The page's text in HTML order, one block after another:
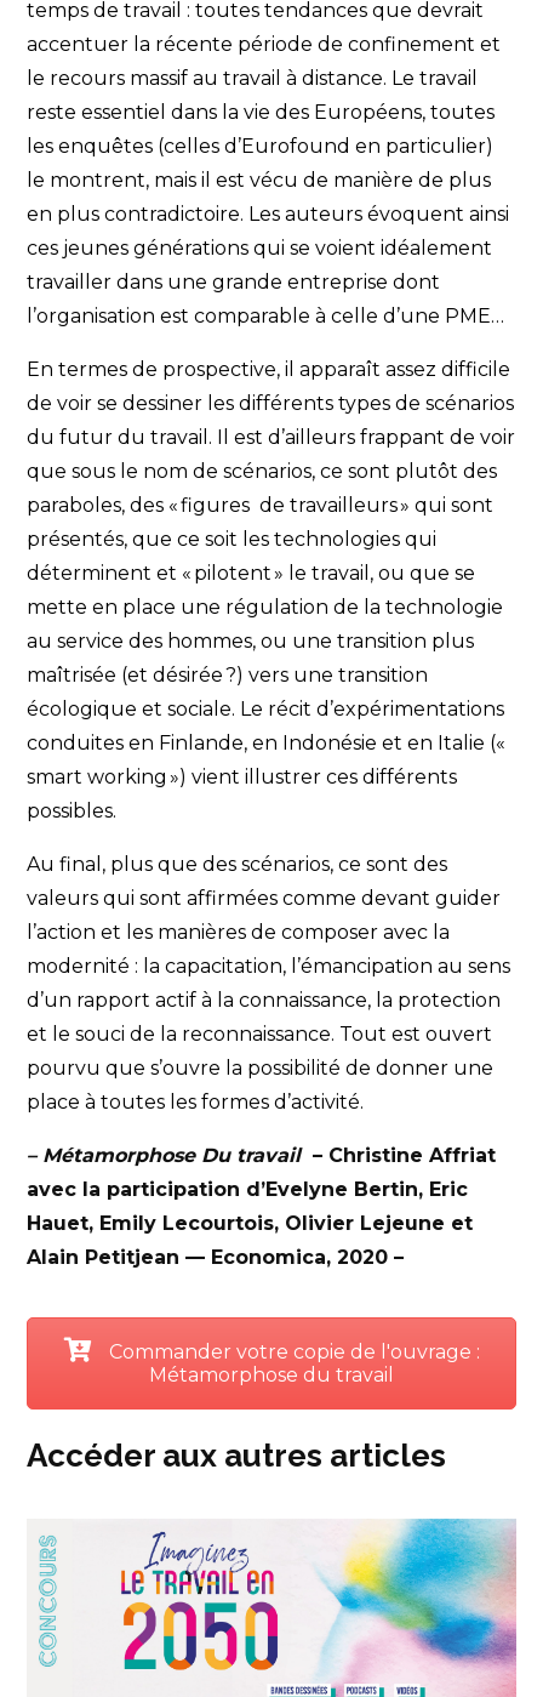
temps de travail : toutes tendances que devrait
accentuer la récente période de confinement et
le recours massif au travail à distance. Le travail
reste essentiel dans la vie des Européens, toutes
les enquêtes (celles d’Eurofound en particulier)
le montrent, mais il est vécu de manière de plus
en plus contradictoire. Les auteurs évoquent ainsi
ces jeunes générations qui se voient idéalement
travailler dans une grande entreprise dont
l’organisation est comparable à celle d’une PME…
En termes de prospective, il apparaît assez difficile
de voir se dessiner les différents types de scénarios
du futur du travail. Il est d’ailleurs frappant de voir
que sous le nom de scénarios, ce sont plutôt des
paraboles, des « figures de travailleurs » qui sont
présentés, que ce soit les technologies qui
déterminent et « pilotent » le travail, ou que se
mette en place une régulation de la technologie
au service des hommes, ou une transition plus
maîtrisée (et désirée ?) vers une transition
écologique et sociale. Le récit d’expérimentations
conduites en Finlande, en Indonésie et en Italie («
smart working ») vient illustrer ces différents
possibles.
Au final, plus que des scénarios, ce sont des
valeurs qui sont affirmées comme devant guider
l’action et les manières de composer avec la
modernité : la capacitation, l’émancipation au sens
d’un rapport actif à la connaissance, la protection
et le souci de la reconnaissance. Tout est ouvert
pourvu que s’ouvre la possibilité de donner une
place à toutes les formes d’activité.
– Métamorphose Du travail– Christine Affriat
avec la participation d’Evelyne Bertin, Eric
Hauet, Emily Lecourtois, Olivier Lejeune et
Alain Petitjean — Economica, 2020 –
Commander votre copie de l'ouvrage :
Métamorphose du travail
Accéder aux autres articles